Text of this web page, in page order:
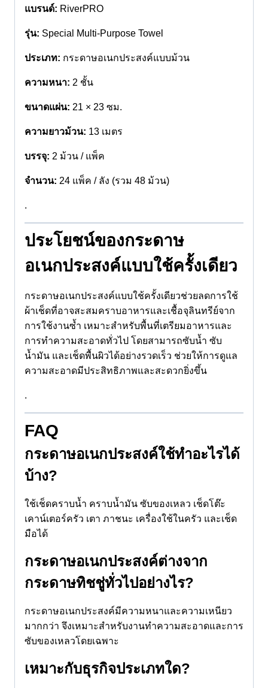
แบรนด์: RiverPRO
รุ่น: Special Multi-Purpose Towel
ประเภท: กระดาษอเนกประสงค์แบบม้วน
ความหนา: 2 ชั้น
ขนาดแผ่น: 21 × 23 ซม.
ความยาวม้วน: 13 เมตร
บรรจุ: 2 ม้วน / แพ็ค
จำนวน: 24 แพ็ค / ลัง (รวม 48 ม้วน)
.
ประโยชน์ของกระดาษ
อเนกประสงค์แบบใช้ครั้งเดียว
กระดาษอเนกประสงค์แบบใช้ครั้งเดียวช่วยลดการใช้
ผ้าเช็ดที่อาจสะสมคราบอาหารและเชื้อจุลินทรีย์จาก
การใช้งานซ้ำ เหมาะสำหรับพื้นที่เตรียมอาหารและ
การทำความสะอาดทั่วไป โดยสามารถซับน้ำ ซับ
น้ำมัน และเช็ดพื้นผิวได้อย่างรวดเร็ว ช่วยให้การดูแล
ความสะอาดมีประสิทธิภาพและสะดวกยิ่งขึ้น
.
FAQ
กระดาษอเนกประสงค์ใช้ทำอะไรได้
บ้าง?
ใช้เช็ดคราบน้ำ คราบน้ำมัน ซับของเหลว เช็ดโต๊ะ
เคาน์เตอร์ครัว เตา ภาชนะ เครื่องใช้ในครัว และเช็ด
มือได้
กระดาษอเนกประสงค์ต่างจาก
กระดาษทิชชู่ทั่วไปอย่างไร?
กระดาษอเนกประสงค์มีความหนาและความเหนียว
มากกว่า จึงเหมาะสำหรับงานทำความสะอาดและการ
ซับของเหลวโดยเฉพาะ
เหมาะกับธุรกิจประเภทใด?